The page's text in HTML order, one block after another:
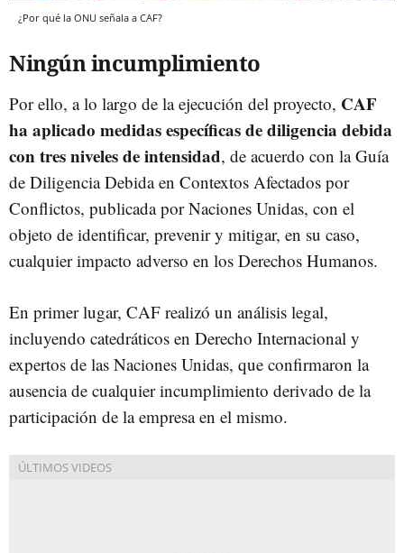
¿Por qué la ONU señala a CAF?
Ningún incumplimiento
Por ello, a lo largo de la ejecución del proyecto, CAF
ha aplicado medidas específicas de diligencia debida
con tres niveles de intensidad, de acuerdo con la Guía
de Diligencia Debida en Contextos Afectados por
Conflictos, publicada por Naciones Unidas, con el
objeto de identificar, prevenir y mitigar, en su caso,
cualquier impacto adverso en los Derechos Humanos.
En primer lugar, CAF realizó un análisis legal,
incluyendo catedráticos en Derecho Internacional y
expertos de las Naciones Unidas, que confirmaron la
ausencia de cualquier incumplimiento derivado de la
participación de la empresa en el mismo.